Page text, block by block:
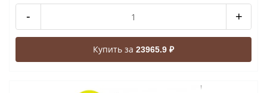
- +
Купить за 23965.9 ₽